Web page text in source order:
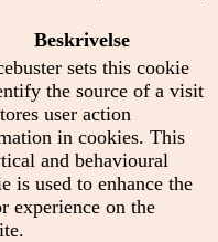
Beskrivelse
sets this cookie
the source of a visit
user action
in cookies. This
and behavioural
is used to enhance the
experience on the